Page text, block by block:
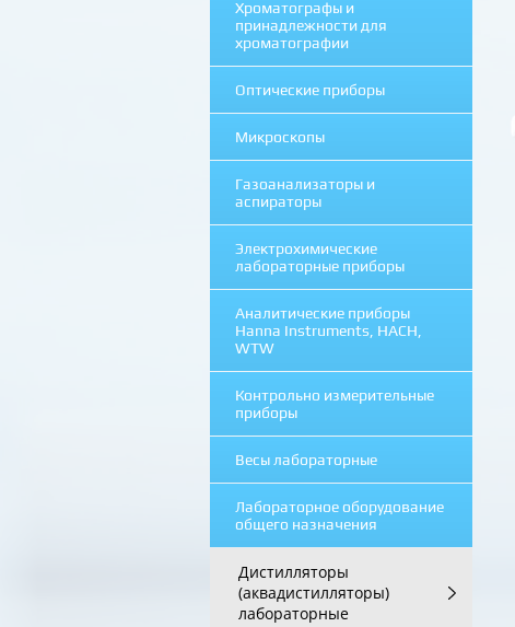
Хроматографы и
принадлежности для
хроматографии
Оптические приборы
Микроскопы
Газоанализаторы и
аспираторы
Электрохимические
лабораторные приборы
Аналитические приборы
Hanna Instruments, HACH,
WTW
Контрольно измерительные
приборы
Весы лабораторные
Лабораторное оборудование
общего назначения
Дистилляторы
(аквадистилляторы)
лабораторные